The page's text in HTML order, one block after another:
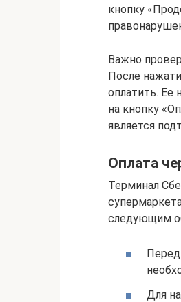
кнопку
Важно
После
оплатить.
на кнопку
является
Оплата
Терминал
следующим
Для